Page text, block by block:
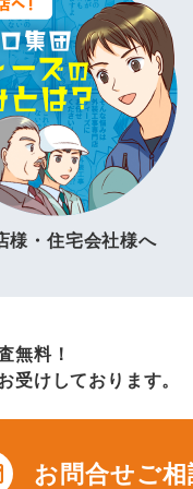
様・住宅会社様へ
無料！
受けしております。
お問合せご